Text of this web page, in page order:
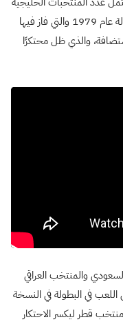
العربية المشاركة في النسخة الخامسة من البطولة عام 1979 والتي فاز فيها
والذي ظل محتكرًا
السعودي والمنتخب العراقي
في البطولة في النسخة
قطر ليكسر الاحتكار